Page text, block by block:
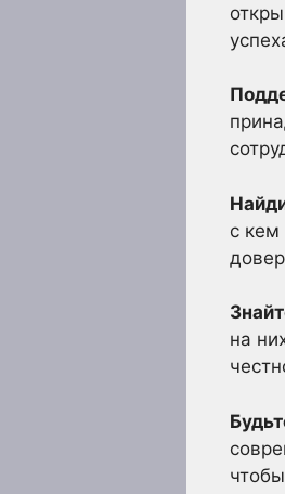
с кем
на